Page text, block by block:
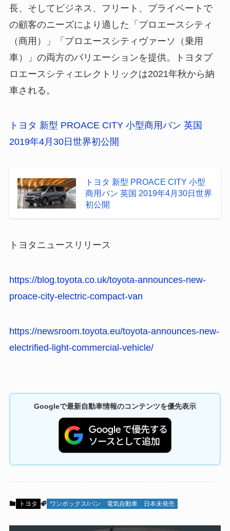
長、そしてビジネス、フリート、プライベートで
の顧客のニーズにより適した「プロエースシティ
（商用）」「プロエースシティヴァーソ（乗用
車）」の両方のバリエーションを提供。トヨタプ
ロエースシティエレクトリックは2021年秋から納
車される。
トヨタ 新型 PROACE CITY 小型商用バン 英国
2019年4月30日世界初公開
トヨタ 新型 PROACE CITY 小型
商用バン 英国 2019年4月30日世界
初公開
トヨタニュースリリース
https://blog.toyota.co.uk/toyota-announces-new-
proace-city-electric-compact-van
https://newsroom.toyota.eu/toyota-announces-new-
electrified-light-commercial-vehicle/
Googleで最新自動車情報のコンテンツを優先表示
トヨタ ワンボックス/バン 電気自動車 日本未発売